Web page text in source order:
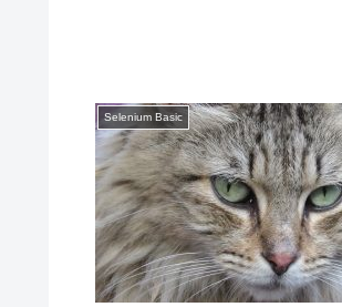
Selenium Basic